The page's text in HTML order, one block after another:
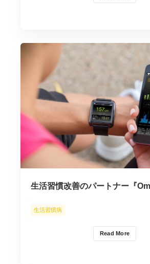
生活習慣改善のパートナー『
Read More
生活習慣病